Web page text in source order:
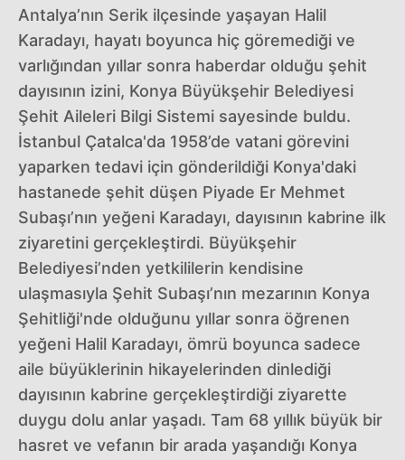
Antalya’nın Serik ilçesinde yaşayan Halil
Karadayı, hayatı boyunca hiç göremediği ve
varlığından yıllar sonra haberdar olduğu şehit
dayısının izini, Konya Büyükşehir Belediyesi
Şehit Aileleri Bilgi Sistemi sayesinde buldu.
İstanbul Çatalca'da 1958’de vatani görevini
yaparken tedavi için gönderildiği Konya'daki
hastanede şehit düşen Piyade Er Mehmet
Subaşı’nın yeğeni Karadayı, dayısının kabrine ilk
ziyaretini gerçekleştirdi. Büyükşehir
Belediyesi’nden yetkililerin kendisine
ulaşmasıyla Şehit Subaşı’nın mezarının Konya
Şehitliği'nde olduğunu yıllar sonra öğrenen
yeğeni Halil Karadayı, ömrü boyunca sadece
aile büyüklerinin hikayelerinden dinlediği
dayısının kabrine gerçekleştirdiği ziyarette
duygu dolu anlar yaşadı. Tam 68 yıllık büyük bir
hasret ve vefanın bir arada yaşandığı Konya